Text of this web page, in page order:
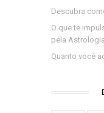
Descubra
O que te
pela Astrologia
Quanto você